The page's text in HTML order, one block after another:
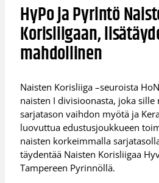
HyPo ja Pyrintö
Korisliigaan,
mahdollinen
Naisten Korisliiga –seuroista
naisten I divisioonasta, joka
sarjatason vaihdon myötä ja
luovuttua edustusjoukkueen
naisten korkeimmalla
täydentää Naisten Korisliigaa
Tampereen Pyrinnöllä.